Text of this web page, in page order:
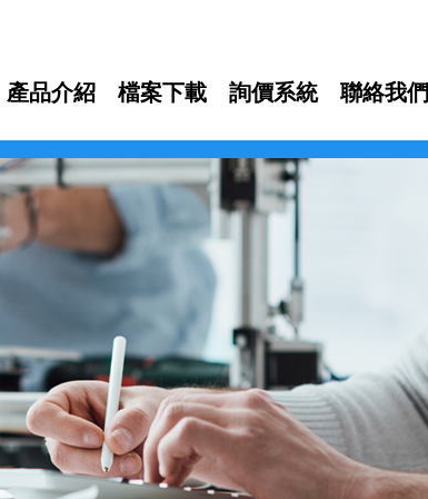
產品介紹 檔案下載 詢價系統 聯絡我們